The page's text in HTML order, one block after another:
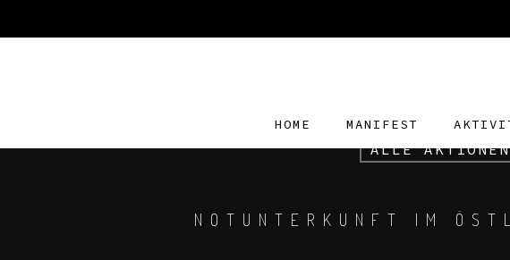
HOME MANIFEST
ALLE AKTIONEN
NOTUNTERKUNFT IM